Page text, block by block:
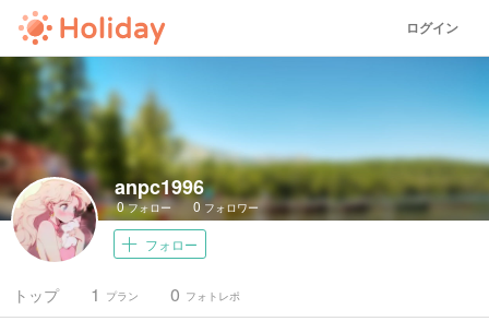
ログイン
anpc1996
0フォロー 0 フォロワー
フォロー
トップ プラン
1 フォトレポ
0